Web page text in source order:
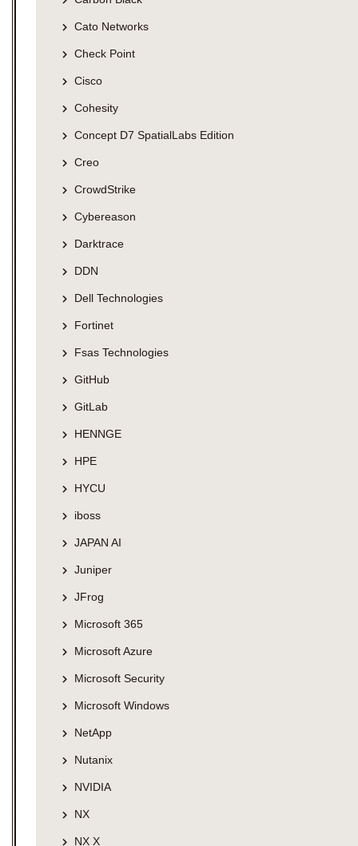
Cato Networks
Check Point
Cisco
Cohesity
Concept D7 SpatialLabs Edition
Creo
CrowdStrike
Cybereason
Darktrace
DDN
Dell Technologies
Fortinet
Fsas Technologies
GitHub
GitLab
HENNGE
HPE
HYCU
iboss
JAPAN AI
Juniper
JFrog
Microsoft 365
Microsoft Azure
Microsoft Security
Microsoft Windows
NetApp
Nutanix
NVIDIA
NX
NX X